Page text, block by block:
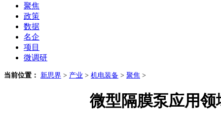
聚焦
政策
数据
名企
项目
微调研
当前位置： 新思界 > 产业 > 机电装备 > 聚焦 >
微型隔膜泵应用